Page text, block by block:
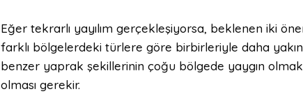
Eğer tekrarlı yayılım gerçekleşiyorsa, beklenen iki
farklı bölgelerdeki türlere göre birbirleriyle daha
benzer yaprak şekillerinin çoğu bölgede yaygın
olması gerekir.